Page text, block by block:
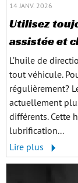
14 JANV. 2026
Utilisez
assistée et
L’huile de
tout véhicule.
régulièrement?
actuellement
différents. Cette
lubrification...
Lire plus